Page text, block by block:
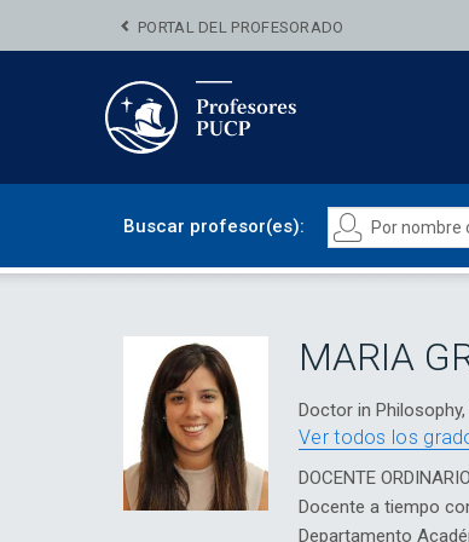
PORTAL DEL PROFESORADO
Buscar profesor(es):
MARIA
Doctor in Philosophy,
Ver todos los
DOCENTE
Docente a tiempo
Departamento